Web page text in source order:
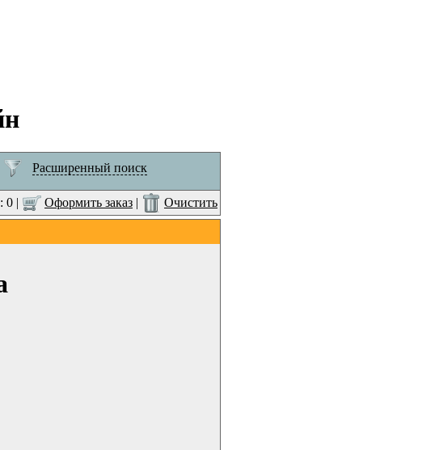
Расширенный поиск
0 | Оформить заказ | Очистить